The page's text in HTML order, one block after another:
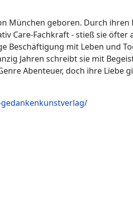
München geboren. Durch ihren
Care-Fachkraft - stieß sie öfter
Beschäftigung mit Leben und
Jahren schreibt sie mit
Abenteuer, doch ihre Liebe